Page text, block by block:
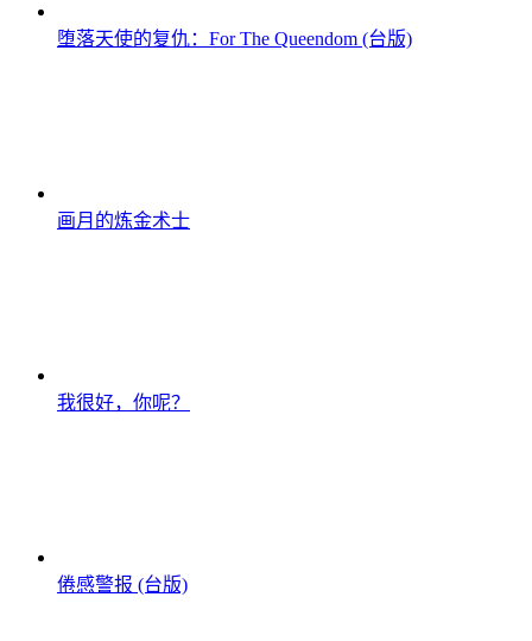
堕落天使的复仇：For The Queendom (台版)
画月的炼金术士
我很好，你呢？
倦感警报 (台版)